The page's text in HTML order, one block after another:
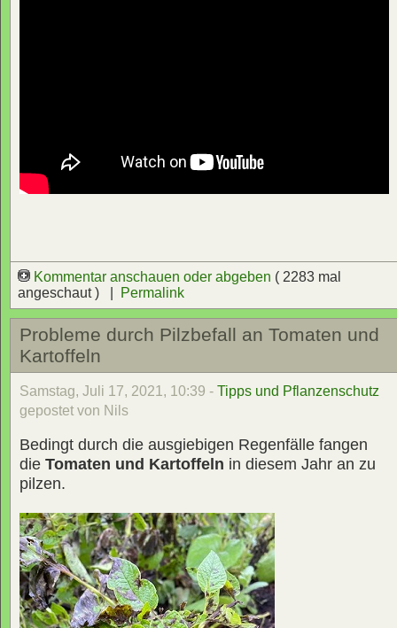
Kommentar anschauen oder abgeben ( 2283 mal
angeschaut ) |
Permalink
Probleme durch Pilzbefall an Tomaten und
Kartoffeln
Samstag, Juli 17, 2021, 10:39 - Tipps und Pflanzenschutz
gepostet von Nils
Bedingt durch die ausgiebigen Regenfälle fangen
die Tomaten und Kartoffeln in diesem Jahr an zu
pilzen.